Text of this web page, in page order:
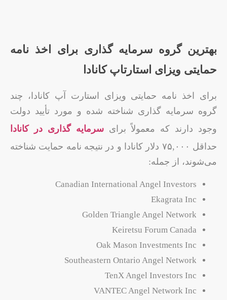
بهترین گروه سرمایه‌ گذاری برای اخذ نامه
حمایتی ویزای استارتاپ کانادا
برای اخذ نامه حمایتی ویزای استارت ‌آپ کانادا، چند
گروه سرمایه ‌گذاری شناخته‌ شده و مورد تأیید دولت
وجود دارند که معمولاً برایسرمایه گذاری در کانادا
حداقل ۷۵,۰۰۰ دلار کانادا و در نتیجه نامه حمایت شناخته
می‌شوند، از جمله:
Canadian International Angel Investors
Ekagrata Inc
Golden Triangle Angel Network
Keiretsu Forum Canada
Oak Mason Investments Inc
Southeastern Ontario Angel Network
TenX Angel Investors Inc
VANTEC Angel Network Inc